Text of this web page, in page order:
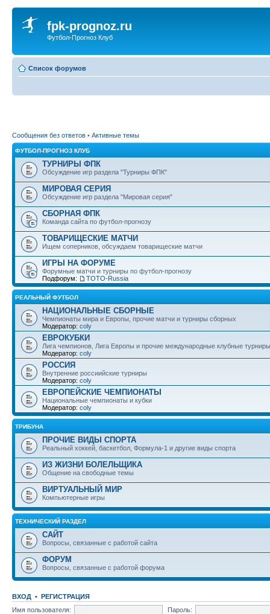
fpk-prognoz.ru
Футбол-Прогноз Клуб
Список форумов
Сообщения без ответов • Активные темы
ФУТБОЛ-ПРОГНОЗ КЛУБ
ТУРНИРЫ ФПК
Обсуждение игр раздела "Турниры ФПК"
МИРОВАЯ СЕРИЯ
Обсуждение игр раздела "Мировая серия"
СБОРНАЯ ФПК
Команда сайта по футбол-прогнозу
ТОВАРИЩЕСКИЕ МАТЧИ
Ищем соперников, обсуждаем товарищеские матчи
ИГРЫ НА ФОРУМЕ
Форумные матчи и турниры по футбол-прогнозу
Подфорум:
ТОТО-Russia
РЕАЛЬНЫЙ ФУТБОЛ
НАЦИОНАЛЬНЫЕ СБОРНЫЕ
Чемпионаты мира и Европы, прочие матчи и турниры сборных
Модератор: coly
ЕВРОКУБКИ
Лига чемпионов, Лига Европы и прочие международные клубные турниры
Модератор: coly
РОССИЯ
Внутренние россиийские турниры
Модератор: coly
ЕВРОПЕЙСКИЕ ЧЕМПИОНАТЫ
Национальные чемпионаты и кубки
Модератор: coly
ТРИБУНА
ПРОЧИЕ ВИДЫ СПОРТА
Реальный хоккей, баскетбол, Формула-1 и другие виды спорта
ИЗ ЖИЗНИ БОЛЕЛЬЩИКА
Общение на свободные темы
ВИРТУАЛЬНЫЙ МИР
Компьютерные игры
ТЕХНИЧЕСКИЙ РАЗДЕЛ
САЙТ
Вопросы, связанные с работой сайта
ФОРУМ
Вопросы, связанные с работой форума
ВХОД • РЕГИСТРАЦИЯ
Имя пользователя:
Пароль: